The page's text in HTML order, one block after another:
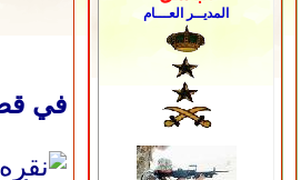
المديــر العـــام
في قضية إطلاق